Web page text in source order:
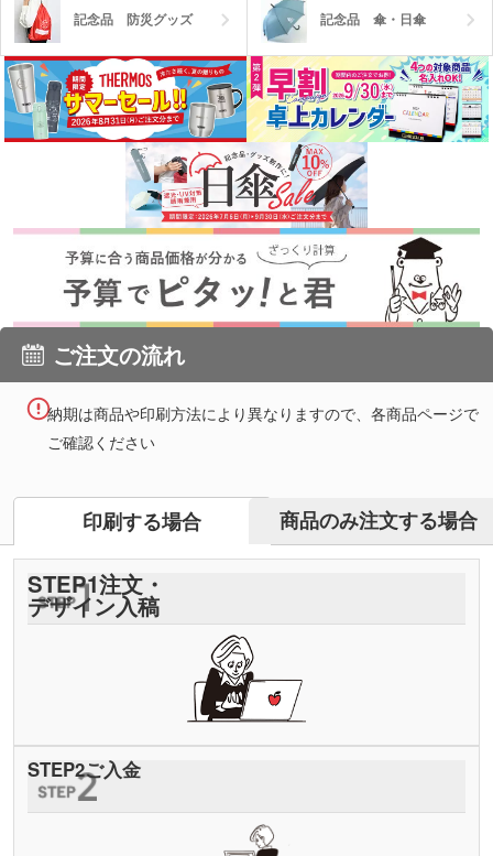
記念品 防災グッズ 記念品 傘・日傘
ご注文の流れ
納期は商品や印刷方法により異なりますので、各商品ページで
ご確認ください
印刷する場合 商品のみ注文する場合
STEP1注文・
デザイン入稿
STEP2ご入金